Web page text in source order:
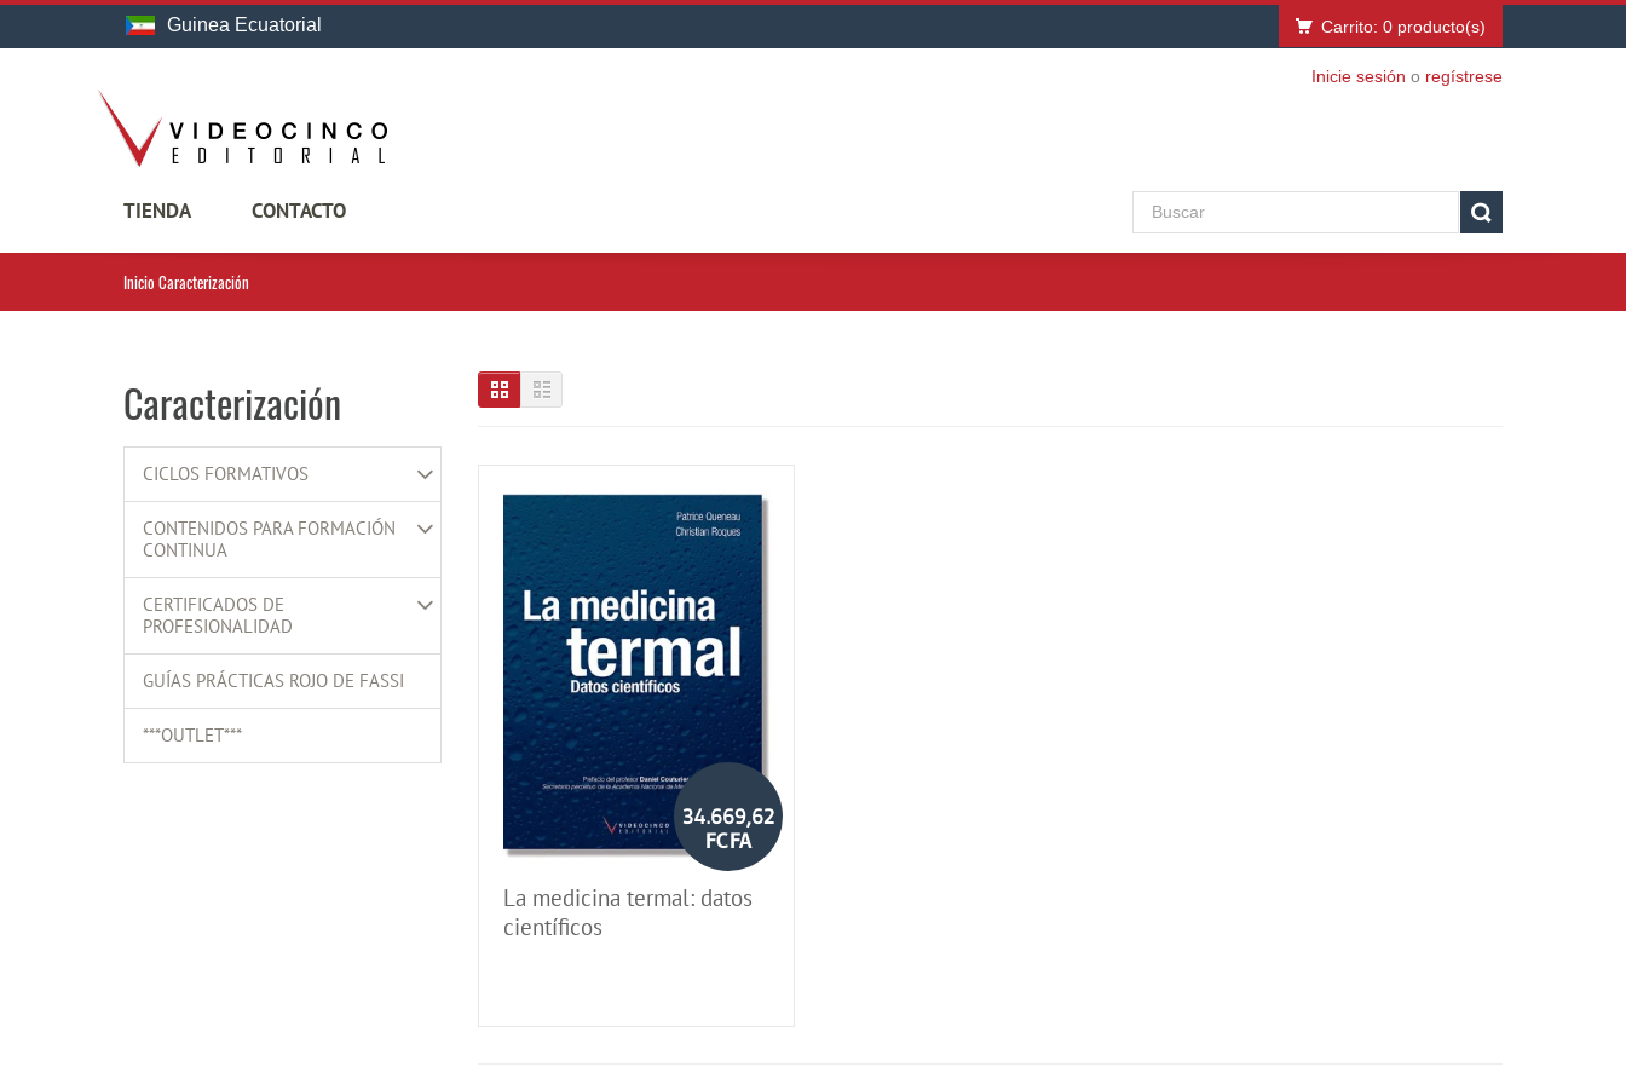
Guinea Ecuatorial Carrito: 0 producto(s)
Inicie sesión o regístrese
TIENDA CONTACTO
Inicio Caracterización
Caracterización
CICLOS FORMATIVOS
CONTENIDOS PARA FORMACIÓN
CONTINUA
CERTIFICADOS DE
PROFESIONALIDAD
GUÍAS PRÁCTICAS ROJO DE FASSI
***OUTLET***
34.669,62
FCFA
La medicina termal: datos
científicos